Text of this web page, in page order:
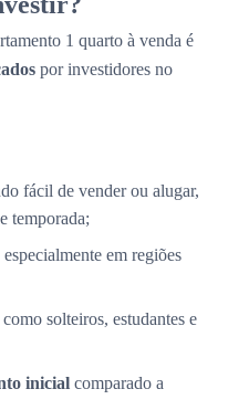
1 quarto à venda é
por investidores no
fácil de vender ou alugar,
temporada;
especialmente em regiões
solteiros, estudantes e
inicial comparado a